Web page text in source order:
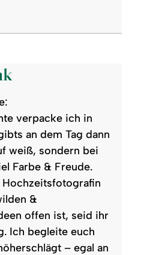
verpacke ich in
an dem Tag dann
weiß, sondern bei
Farbe & Freude.
&
offen ist, seid ihr
Ich begleite euch
– egal an